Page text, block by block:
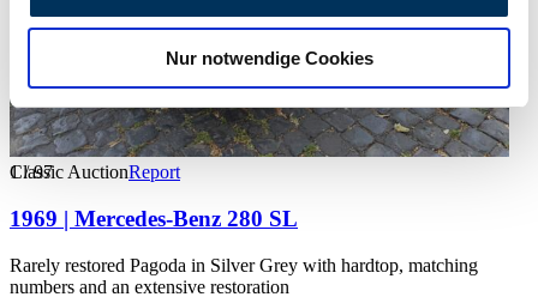
analysieren. Außerdem geben wir Informationen zu Ihrer
Verwendung unserer Website an unsere Partner für
soziale Medien, Werbung und Analysen weiter. Unsere
Partner führen diese Informationen möglicherweise mit
weiteren Daten zusammen, die Sie ihnen bereitgestellt
haben oder die sie im Rahmen Ihrer Nutzung der Dienste
Nur notwendige Cookies
1/97
Classic AuctionReport
1969 | Mercedes-Benz 280 SL
Rarely restored Pagoda in Silver Grey with hardtop, matching
numbers and an extensive restoration